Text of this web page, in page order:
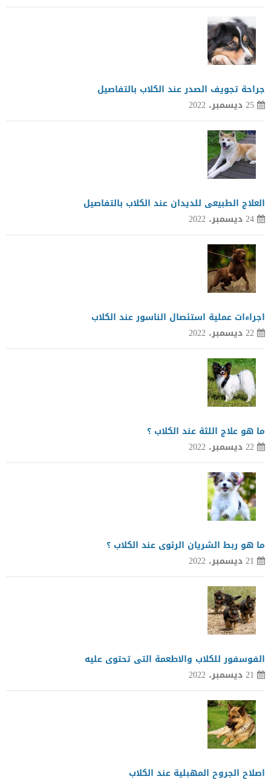
جراحة تجويف الصدر عند الكلاب بالتفاصيل
25 ديسمبر، 2022
العلاج الطبيعى للديدان عند الكلاب بالتفاصيل
24 ديسمبر، 2022
اجراءات عملية استئصال الناسور عند الكلاب
22 ديسمبر، 2022
ما هو علاج اللثة عند الكلاب ؟
22 ديسمبر، 2022
ما هو ربط الشريان الرئوى عند الكلاب ؟
21 ديسمبر، 2022
الفوسفور للكلاب والاطعمة التى تحتوى عليه
21 ديسمبر، 2022
اصلاح الجروح المهبلية عند الكلاب